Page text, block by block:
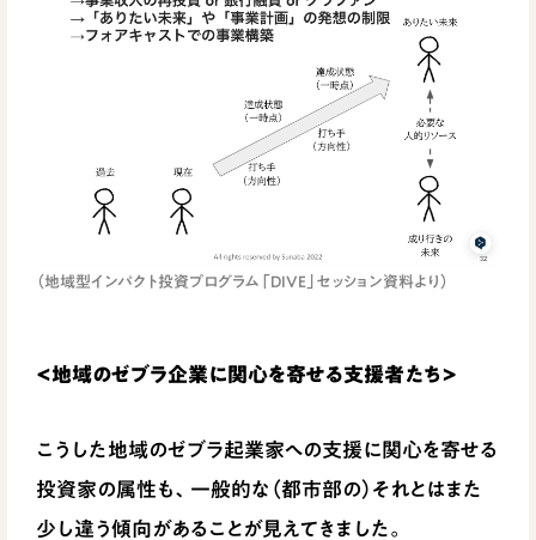
（地域型インパクト投資プログラム「DIVE」セッション資料より）
<地域のゼブラ企業に関心を寄せる支援者たち>
こうした地域のゼブラ起業家への支援に関心を寄せる
投資家の属性も、一般的な（都市部の）それとはまた
少し違う傾向があることが見えてきました。